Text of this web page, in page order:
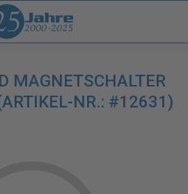
MAGNETSCHALTER
NR.: #12631)